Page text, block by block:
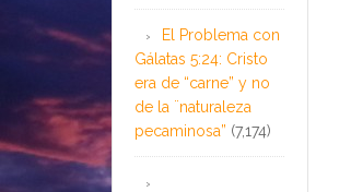
El Problema con
Gálatas 5:24: Cristo
era de “carne” y no
de la ¨naturaleza
pecaminosa” (7,174)